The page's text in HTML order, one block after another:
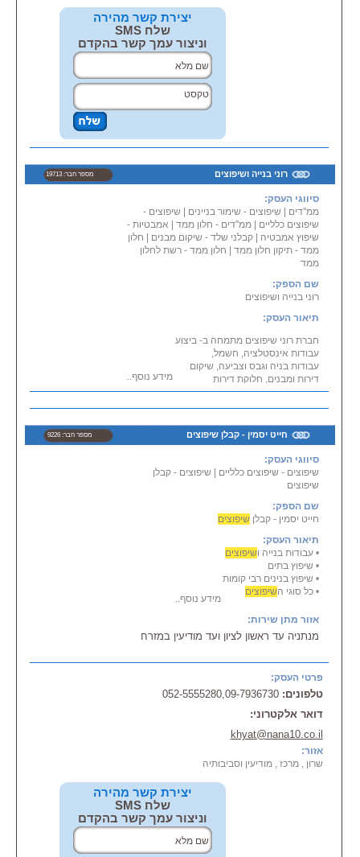
צביעת בתים חיצונית - שליכט חיצוני
צביעת חדרי שינה - שירותים,
צביעת דלתות - משקופים, ארונות
הורדת טמבורטקס - צביעת בניין
חיצונית,
נקיון לדירות חדשות - הברקה
קריסטלית
עבודות גבס כיד הדמיון
עבודות ריצוף בהדבקה או בטיט
חיפוי קירות - שבירת קירות
זיפות גגות
מים
שאיבת הצפות
אחריות על כל עבודות הצבע ומתן
שירות
גם לאחר סיום העבודה, עבודה
עובדים עם כל חברות הביטוח.
יצירת קשר מהירה
שלח SMS
וניצור עמך קשר בהקדם
רוני בנייה ושיפוצים מספר חבר: 19713
סיווגי העסק:
ממ''דים
שיפוצים - שימור בניינים
שיפוצים -
שיפוצים כלליים
ממ''דים - חלון ממד| אמבטיות -
שיפוץ אמבטיה
קבלני שלד - שיקום מבנים
חלון
ממד - תיקון חלון ממד| חלון ממד - רשת לחלון
ממד
שם הספק:
רוני בנייה ושיפוצים
תיאור העסק:
חברת רוני שיפוצים מתמחה ב- ביצוע
עבודות אינסטלציה, חשמל,
עבודות בניה וגבס וצביעה, שיקום
דירות ומבנים, חלוקת דירות
ליחידות דיור ליחידים.
מחולקת לצוותים המתמחים
במקצועות
שכל פרוייקט שהחל – מסתיים
במועד שנקבע, ללא שהיות.
אמינות הינה נר לרגלנו, ואיכות
הביצוע הינה ברמה הגבוהה ביותר.
אנו מקפידים ושמים דגש על כל פרט
במהלך כל ביצוע הפרוייקט.
התמחויות:
-חלוקת דירות
-תוספות בנייה
- בניית ממ''דים
- עבודות ועיצובים בגבס
- שיפוץ חדרי אמבטיה
- חיפויים וריצופים
- טיח, צבע וסיד
- עבודות גמר
אדריכלים ומעצבי פנים –
להשגת תוצאות עיצוביות מרשימות,
מבפנים ומבחוץ.
עם לקוחות החברה נמנים: לקוחות
ספר וגני ילדים ולקוחות מרוצים
מידע נוסף...
חייט יסמין - קבלן שיפוצים מספר חבר: 9226
סיווגי העסק:
שיפוצים - שיפוצים כלליים
שיפוצים - קבלן
שיפוצים
שם הספק:
חייט יסמין - קבלן שיפוצים
תיאור העסק:
• עבודות בנייה ושיפוצים
• שיפוץ בתים
• שיפוץ בנינים רבי קומות
• כל סוגי השיפוצים
מידע נוסף...
אזור מתן שירות:
מנתניה עד ראשון לציון ועד מודיעין במזרח
פרטי העסק:
טלפונים:052-5555280,09-7936730
דואר אלקטרוני:
khyat@nana10.co.il
אזור:
שרון , מרכז , מודיעין וסביבותיה
יצירת קשר מהירה
שלח SMS
וניצור עמך קשר בהקדם